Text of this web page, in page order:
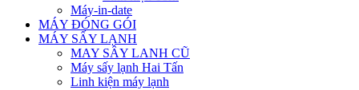
Máy-in-date
MÁY ĐÓNG GÓI
MÁY SẤY LẠNH
MAY SÂY LANH CŨ
Máy sấy lạnh Hai Tấn
Linh kiện máy lạnh